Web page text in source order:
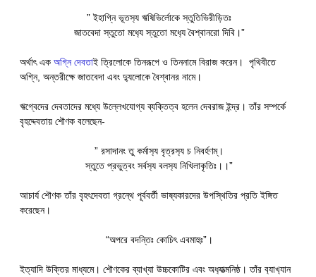
” ইহাগ্নি ভূতস‍্য ঋষিভির্লোকে স্তুতিভিরীড়িতঃ
জাতবেদা স্তুতো মধ‍্যে স্তুতো মধ‍্যে বৈশ্বানরো দিবি।”
অর্থাৎ এক অগ্নি দেবতাই ত্রিলোকে তিনরূপে ও তিননামে বিরাজ করেন। পৃথিবীতে
অগ্নি, অন্তরীক্ষে জাতবেদা এবং দ‍্যুলোকে বৈশ্বানর নামে।
ঋগ্বেদের দেবতাদের মধ্যে উল্লেখযোগ্য ব্যক্তিত্ব হলেন দেবরাজ ইন্দ্র। তাঁর সম্পর্কে
বৃহদ্দেবতায় শৌণক বলেছেন-
” রসাদানং তু কর্মাস‍্য বৃত্রস‍্য চ নিবর্হণম্।
স্তুতে প্রভুত্বং সর্বস‍্য বলস‍্য নিখিলাকৃতিঃ।।”
আচার্য শৌণক তাঁর বৃহৎদেবতা গ্রন্থে পূর্ববর্তী ভাষ্যকারদের উপস্থিতির প্রতি ইঙ্গিত
করেছেন।
“অপরে বদন্তিঃ কোচিৎ এবমাহুঃ”।
ইত্যাদি উক্তির মাধ্যমে। শৌণকের ব্যাখ্যা উচ্চকোটির এবং অধ‍্যাত্মনিষ্ঠ। তাঁর ব‍্যাখ‍্যান